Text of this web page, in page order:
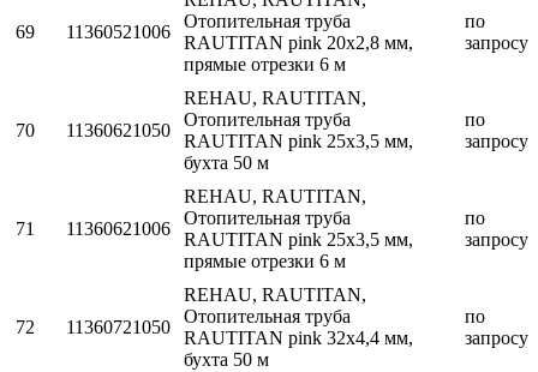
69 11360521006
Отопительная труба
RAUTITAN pink 20х2,8 мм,
прямые отрезки 6 м
по
запросу
70 11360621050
REHAU, RAUTITAN,
Отопительная труба
RAUTITAN pink 25х3,5 мм,
бухта 50 м
по
запросу
71 11360621006
REHAU, RAUTITAN,
Отопительная труба
RAUTITAN pink 25х3,5 мм,
прямые отрезки 6 м
по
запросу
72 11360721050
REHAU, RAUTITAN,
Отопительная труба
RAUTITAN pink 32х4,4 мм,
бухта 50 м
по
запросу